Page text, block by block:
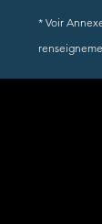
* Voir